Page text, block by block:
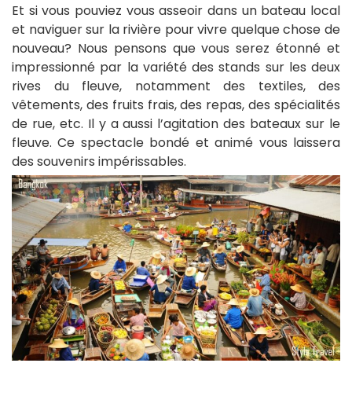
Et si vous pouviez vous asseoir dans un bateau local
et naviguer sur la rivière pour vivre quelque chose de
nouveau? Nous pensons que vous serez étonné et
impressionné par la variété des stands sur les deux
rives du fleuve, notamment des textiles, des
vêtements, des fruits frais, des repas, des spécialités
de rue, etc. Il y a aussi l’agitation des bateaux sur le
fleuve. Ce spectacle bondé et animé vous laissera
des souvenirs impérissables.